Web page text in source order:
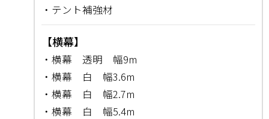
・テント補強材
【横幕】
・横幕 透明 幅9m
・横幕 白 幅3.6m
・横幕 白 幅2.7m
・横幕 白 幅5.4m